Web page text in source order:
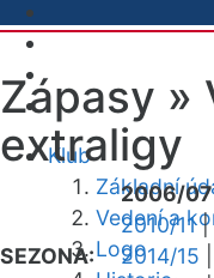
Klub
Základní
Vedení a
Logo
Zápasy »
extraligy
SEZONA:
2006/07
2010/11|
2014/15